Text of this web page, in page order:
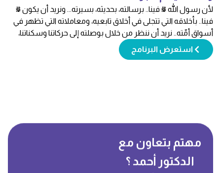
لأن رسول الله ﷺ فينا.. برسالته، بحديثه، بسيرته... ونريد أن يكون ﷺ
فينا.. بأخلاقه التي تتجلى في أخلاق تابعيه، ومعاملاته التي تظهر في
أسواق أمّته.. نريد أن ننظر من خلال بوصلته إلى حركاتنا وسكناتنا،
ومواقفنا وقناعاتنا، إلى تفاعلاتنا وانفعالاتنا، ثم نصحح المسيرة بناء
على السيرة.. {وَمَا كَانَ اللَّهُ لِيُعَذِّبَهُمْ وَأَنْتَ فِيهِمْ} [الأنفال: 33].
استعرض البرنامج
مهتم بتعاون مع
الدكتور أحمد ؟